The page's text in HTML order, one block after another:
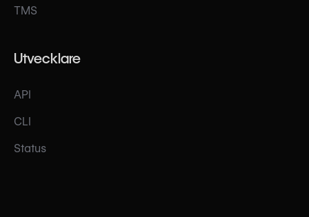
TMS
Utvecklare
API
CLI
Status